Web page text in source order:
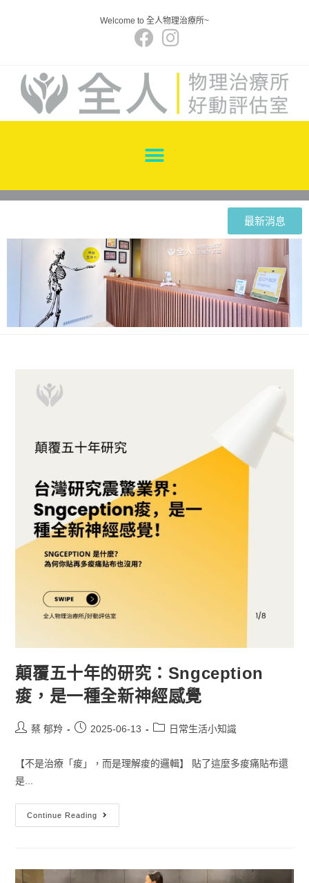
Welcome to 全人物理治療所~
最新消息
顛覆五十年的研究：Sngception
痠，是一種全新神經感覺
蔡 郁羚 2025-06-13 日常生活小知識
【不是治療「痠」，而是理解痠的邏輯】 貼了這麼多痠痛貼布還
是...
Continue Reading